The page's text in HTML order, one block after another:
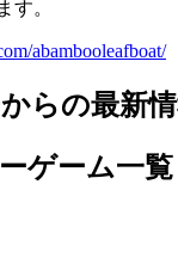
す。
abambooleafboat/
らの最新
ゲーム一覧